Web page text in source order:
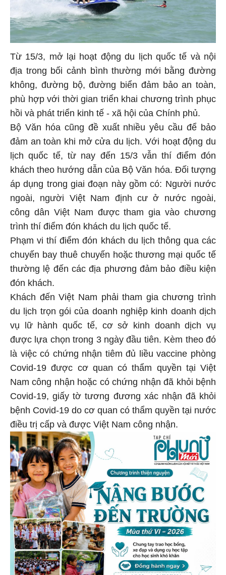
Từ 15/3, mở lại hoạt động du lịch quốc tế và nội
địa trong bối cảnh bình thường mới bằng đường
không, đường bộ, đường biển đảm bảo an toàn,
phù hợp với thời gian triển khai chương trình phục
hồi và phát triển kinh tế - xã hội của Chính phủ.
Bộ Văn hóa cũng đề xuất nhiều yêu cầu để bảo
đảm an toàn khi mở cửa du lịch. Với hoạt động du
lịch quốc tế, từ nay đến 15/3 vẫn thí điểm đón
khách theo hướng dẫn của Bộ Văn hóa. Đối tượng
áp dụng trong giai đoạn này gồm có: Người nước
ngoài, người Việt Nam định cư ở nước ngoài,
công dân Việt Nam được tham gia vào chương
trình thí điểm đón khách du lịch quốc tế.
Phạm vi thí điểm đón khách du lịch thông qua các
chuyến bay thuê chuyến hoặc thương mại quốc tế
thường lệ đến các địa phương đảm bảo điều kiện
đón khách.
Khách đến Việt Nam phải tham gia chương trình
du lịch trọn gói của doanh nghiệp kinh doanh dịch
vụ lữ hành quốc tế, cơ sở kinh doanh dịch vụ
được lựa chọn trong 3 ngày đầu tiên. Kèm theo đó
là việc có chứng nhận tiêm đủ liều vaccine phòng
Covid-19 được cơ quan có thẩm quyền tại Việt
Nam công nhận hoặc có chứng nhận đã khỏi bệnh
Covid-19, giấy tờ tương đương xác nhận đã khỏi
bệnh Covid-19 do cơ quan có thẩm quyền tại nước
điều trị cấp và được Việt Nam công nhận.